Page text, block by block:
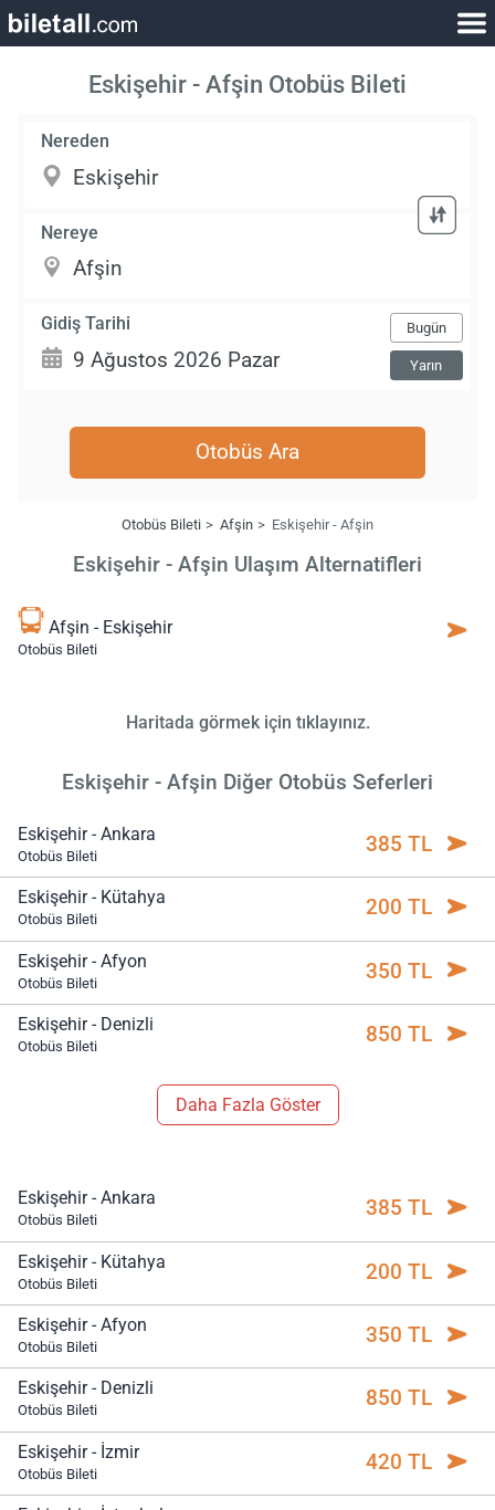
Eskişehir - Afşin Otobüs Bileti
Nereden
Nereye
Gidiş Tarihi Bugün
Yarın
Otobüs Ara
Otobüs Bileti Afşin Eskişehir - Afşin
Eskişehir - Afşin Ulaşım Alternatifleri
Afşin - Eskişehir
Otobüs Bileti
Haritada görmek için tıklayınız.
Eskişehir - Afşin Diğer Otobüs Seferleri
Eskişehir - Ankara
Otobüs Bileti 385 TL
Eskişehir - Kütahya
Otobüs Bileti 200 TL
Eskişehir - Afyon
Otobüs Bileti 350 TL
Eskişehir - Denizli
Otobüs Bileti 850 TL
Daha Fazla Göster
Eskişehir - Ankara
Otobüs Bileti 385 TL
Eskişehir - Kütahya
Otobüs Bileti 200 TL
Eskişehir - Afyon
Otobüs Bileti 350 TL
Eskişehir - Denizli
Otobüs Bileti 850 TL
Eskişehir - İzmir
Otobüs Bileti 420 TL